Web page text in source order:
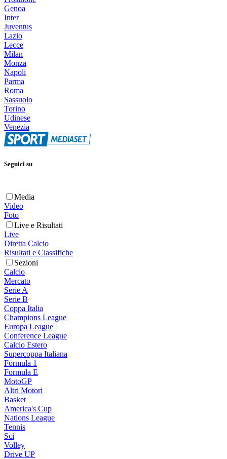
Genoa
Inter
Juventus
Lazio
Lecce
Milan
Monza
Napoli
Parma
Roma
Sassuolo
Torino
Udinese
Venezia
Seguici su
Media
Video
Foto
Live e Risultati
Live
Diretta Calcio
Risultati e Classifiche
Sezioni
Calcio
Mercato
Serie A
Serie B
Coppa Italia
Champions League
Europa League
Conference League
Calcio Estero
Supercoppa Italiana
Formula 1
Formula E
MotoGP
Altri Motori
Basket
America's Cup
Nations League
Tennis
Sci
Volley
Drive UP